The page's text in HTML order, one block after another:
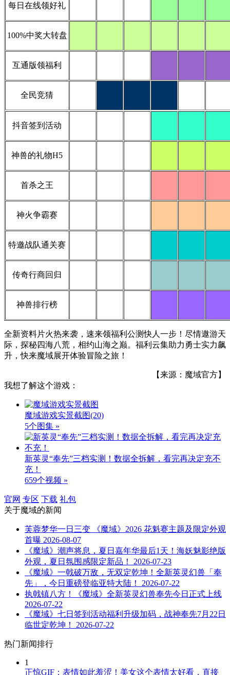
每日在线领好礼
100%中奖大转盘
互通版领福利
全民竞猜
抖音签到活动
神兽的礼物H5
首杀之王
神火争霸赛
特邀战队通关赛
传奇行商回归
神兽排行榜
全新资料片火热来袭，速来领福利公测快人一步！尽情遨游天
际，探秘四海八荒，相约山海之巅。福利云集助力勇士实力飙
升，快来魔域展开体验冒险之旅！
【来源：魔域官方】
我想了解这个游戏：
魔域游戏实景截图(20)
5个图集 »
新英灵“奉先”三档实测！数据全拆解，看完再决定充不
充！
659个视频 »
官网 专区 下载 礼包
关于魔域的新闻
芙蓉梦华一日三变 《魔域》2026 花魁赛主题及限定外观
首曝 2026-08-07
《魔域》潮声将息，夏日嘉年华最后1天！海妖魅影绝版
外观，夏日氛围感限定新品！
2026-07-23
《魔域》一戟破万敌，无双定乾坤！全新英灵幻兽「奉
先」，今日重磅登临亚特大陆！
2026-07-22
执戟镇八方！《魔域》全新英灵幻兽奉先今日正式上线
2026-07-22
《魔域》七日签到活动福利升级加码，战神奉先7月22日
临世定乾坤！
2026-07-22
热门新闻排行
1
正惊GIF：表情如此羞涩！美女这个表情太好看，直接